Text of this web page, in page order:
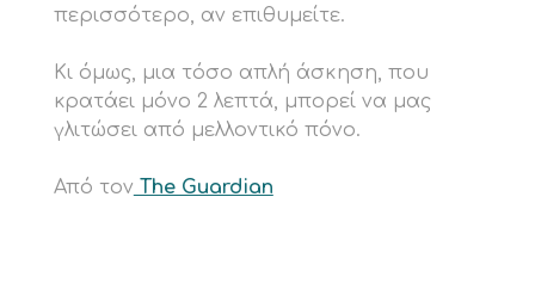
περισσότερο, αν επιθυμείτε.
Κι όμως, μια τόσο απλή άσκηση, που
κρατάει μόνο 2 λεπτά, μπορεί να μας
γλιτώσει από μελλοντικό πόνο.
Από τον The Guardian